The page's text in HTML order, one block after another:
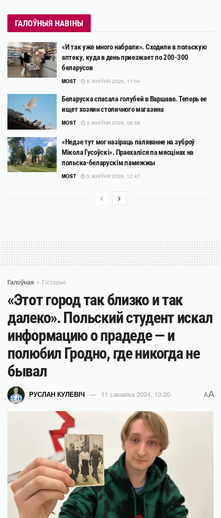
ГАЛОЎНЫЯ НАВІНЫ
«И так уже много набрали». Сходили в польскую
аптеку, куда в день приезжает по 200-300
беларусов
MOST 6 ЖНІЎНЯ 2026, 11:04
Беларуска спасала голубей в Варшаве. Теперь ее
ищет хозяин столичного магазина
MOST 6 ЖНІЎНЯ 2026, 08:58
«Недзе тут мог назіраць паляванне на зуброў
Мікола Гусоўскі». Праехаліся па мясцінах на
польска-беларускім памежжы
MOST 5 ЖНІЎНЯ 2026, 12:47
Галоўная Гісторыі
«Этот город так близко и так
далеко». Польский студент искал
информацию о прадеде — и
полюбил Гродно, где никогда не
бывал
РУСЛАН КУЛЕВІЧ 11 сакавіка 2024, 13:20 AA